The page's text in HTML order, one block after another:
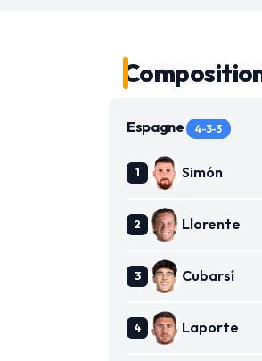
Espagne 4-3-3
Simón
Llorente
Cubarsí
Laporte